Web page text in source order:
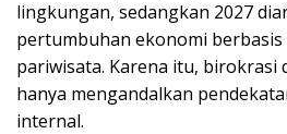
lingkungan, sedangkan 2027
pertumbuhan ekonomi berbasis
pariwisata. Karena itu, birokrasi
hanya mengandalkan
internal.